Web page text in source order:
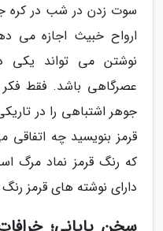
سوت زدن در شب در کره
ارواح خبیث اجازه می
نوشتن می تواند یکی
عصرگاهی باشد. فقط
جوهر اشتباهی را در
قرمز بنویسید چه اتفاقی
که رنگ قرمز نماد مرگ
دارای نوشته های قرمز